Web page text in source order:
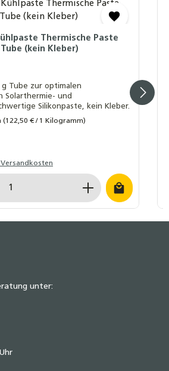
Fitting
oder Klemmbacke
Thermische Paste
(kein Kleber)
g Tube zur optimalen
Solarthermie- und
Silikonpaste, kein Kleber.
(122,50 € / 1 Kilogramm)
Gib den gewünschten Wert
unter: